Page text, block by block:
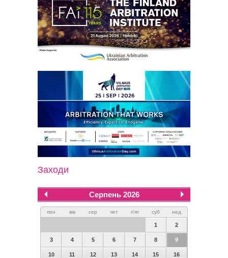
Галузеві арбітражі
Заходи
Серпень 2026
пон вів сер чет п'ят суб нед
1 2
3 4 5 6 7 8 9
10 11 12 13 14 15 16